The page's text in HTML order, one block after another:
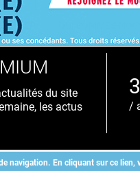
navigation. En cliquant sur ce lien,
du site
les actus
/
Copyright©